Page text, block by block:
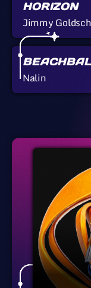
HORIZON
Jimmy
Nalin